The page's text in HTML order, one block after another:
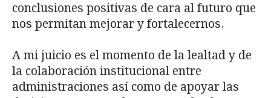
conclusiones positivas de cara al futuro que
nos permitan mejorar y fortalecernos.
A mi juicio es el momento de la lealtad y de
la colaboración institucional entre
administraciones así como de apoyar las